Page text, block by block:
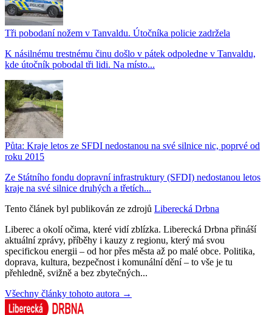
Tři pobodaní nožem v Tanvaldu. Útočníka policie zadržela
K násilnému trestnému činu došlo v pátek odpoledne v Tanvaldu,
kde útočník pobodal tři lidi. Na místo...
Půta: Kraje letos ze SFDI nedostanou na své silnice nic, poprvé od
roku 2015
Ze Státního fondu dopravní infrastruktury (SFDI) nedostanou letos
kraje na své silnice druhých a třetích...
Tento článek byl publikován ze zdrojů Liberecká Drbna
Liberec a okolí očima, které vidí zblízka. Liberecká Drbna přináší
aktuální zprávy, příběhy i kauzy z regionu, který má svou
specifickou energii – od hor přes města až po malé obce. Politika,
doprava, kultura, bezpečnost i komunální dění – to vše je tu
přehledně, svižně a bez zbytečných...
Všechny články tohoto autora →